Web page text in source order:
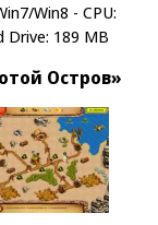
Win8 - CPU:
Drive: 189 MB
Остров»